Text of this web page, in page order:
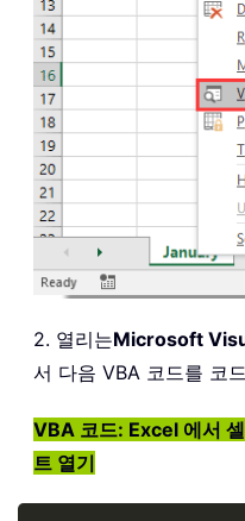
2. 열리는Microsoft
서 다음 VBA 코드를 코
VBA 코드: Excel 에서
트 열기